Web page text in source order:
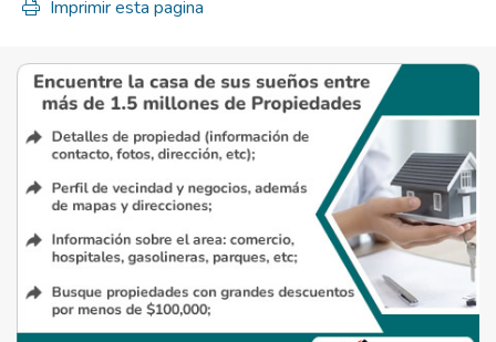
Imprimir esta pagina